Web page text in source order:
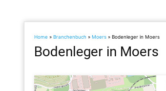
Home » Branchenbuch » Moers » Bodenleger in Moers
Bodenleger in Moers